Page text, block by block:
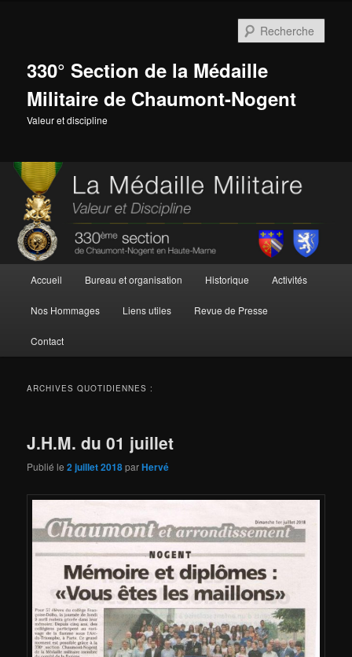
330° Section de la Médaille
Militaire de Chaumont-Nogent
Valeur et discipline
principal
Accueil Bureau et organisation Historique Activités
Nos Hommages Liens utiles Revue de Presse
Contact
ARCHIVES QUOTIDIENNES :
J.H.M. du 01 juillet
Publié le2 juillet 2018parHervé